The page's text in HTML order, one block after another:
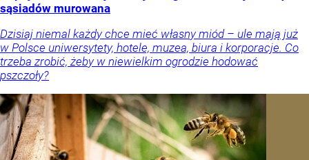
sąsiadów murowana
Dzisiaj niemal każdy chce mieć własny miód – ule mają już
w Polsce uniwersytety, hotele, muzea, biura i korporacje. Co
trzeba zrobić, żeby w niewielkim ogrodzie hodować
pszczoły?